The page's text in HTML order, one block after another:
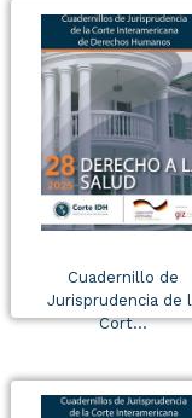
Cuadernillo de
Jurisprudencia de
Cort...